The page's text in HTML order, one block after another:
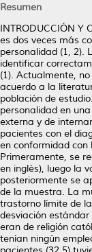
Resumen
INTRODUCCIÓN Y
es dos veces más
personalidad (1, 2).
identificar
(1). Actualmente,
acuerdo a la
población de
personalidad en
externa y de
pacientes con el
en conformidad con
Primeramente, se
en inglés), luego la
posteriormente se
de la muestra. La
trastorno límite de
desviación
eran de religión
tenían ningún